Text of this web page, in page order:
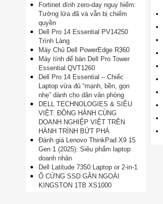
Fortinet dính zero-day nguy hiểm:
Tường lửa đã vá vẫn bị chiếm
quyền
Dell Pro 14 Essential PV14250
Trình Làng
Máy Chủ Dell PowerEdge R360
Máy tính để bàn Dell Pro Tower
Essential QVT1260
Dell Pro 14 Essential – Chiếc
Laptop vừa đủ “mạnh, bền, gọn
nhẹ” dành cho dân văn phòng
DELL TECHNOLOGIES & SIÊU
VIỆT: ĐỒNG HÀNH CÙNG
DOANH NGHIỆP VIỆT TRÊN
HÀNH TRÌNH BỨT PHÁ
Đánh giá Lenovo ThinkPad X9 15
Gen 1 (2025): Siêu phẩm laptop
doanh nhân
Dell Latitude 7350 Laptop or 2-in-1
Ổ CỨNG SSD GẮN NGOÀI
KINGSTON 1TB XS1000